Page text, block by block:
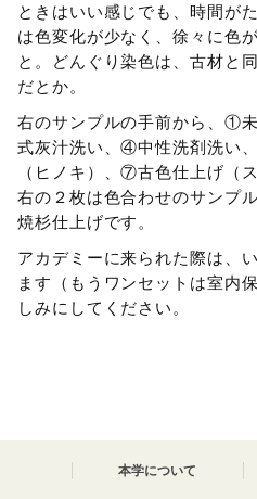
ときはいい感じでも、時間が
は色変化が少なく、徐々に色
と。どんぐり染色は、古材と
だとか。
右のサンプルの手前から、①
式灰汁洗い、④中性洗剤洗い
（ヒノキ）、⑦古色仕上げ（
右の２枚は色合わせのサンプ
焼杉仕上げです。
アカデミーに来られた際は、
ます（もうワンセットは室内
しみにしてください。
本学について